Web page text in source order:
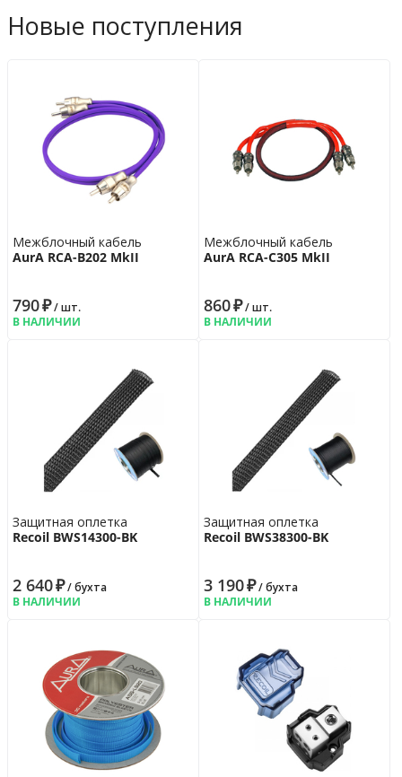
Новые поступления
Межблочный кабель
AurA RCA-B202 MkII
790₽/ шт.
В НАЛИЧИИ
Межблочный кабель
AurA RCA-C305 MkII
860₽/ шт.
В НАЛИЧИИ
Защитная оплетка
Recoil BWS14300-BK
2 640₽/ бухта
В НАЛИЧИИ
Защитная оплетка
Recoil BWS38300-BK
3 190₽/ бухта
В НАЛИЧИИ